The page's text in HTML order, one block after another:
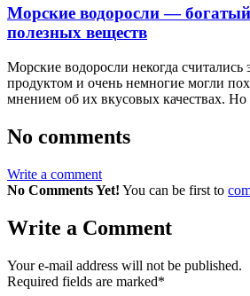
Морские водоросли —
полезных веществ
Морские водоросли некогда считались
продуктом и очень немногие могли
мнением об их вкусовых качествах.
No comments
Write a comment
No Comments Yet! You can be first to
Write a Comment
Your e-mail address will not be published.
Required fields are marked*